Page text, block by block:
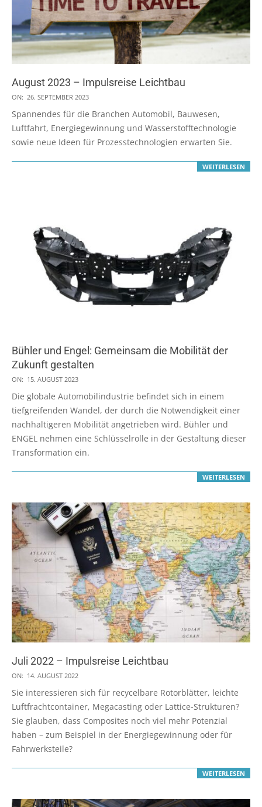
August 2023 – Impulsreise Leichtbau
2023-
09-
26
ON: 26. SEPTEMBER 2023
Spannendes für die Branchen Automobil, Bauwesen,
Luftfahrt, Energiegewinnung und Wasserstofftechnologie
sowie neue Ideen für Prozesstechnologien erwarten Sie.
WEITERLESEN
Bühler und Engel: Gemeinsam die Mobilität der
Zukunft gestalten
2023-
08-
15
ON: 15. AUGUST 2023
Die globale Automobilindustrie befindet sich in einem
tiefgreifenden Wandel, der durch die Notwendigkeit einer
nachhaltigeren Mobilität angetrieben wird. Bühler und
ENGEL nehmen eine Schlüsselrolle in der Gestaltung dieser
Transformation ein.
WEITERLESEN
Juli 2022 – Impulsreise Leichtbau
2022-
08-
14
ON: 14. AUGUST 2022
Sie interessieren sich für recycelbare Rotorblätter, leichte
Luftfrachtcontainer, Megacasting oder Lattice-Strukturen?
Sie glauben, dass Composites noch viel mehr Potenzial
haben – zum Beispiel in der Energiegewinnung oder für
Fahrwerksteile?
WEITERLESEN